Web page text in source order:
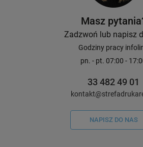
Masz
Zadzwoń lub napisz
Godziny pracy
pn. - pt. 07:00 -
33 482 49 01
NAPISZ DO NAS